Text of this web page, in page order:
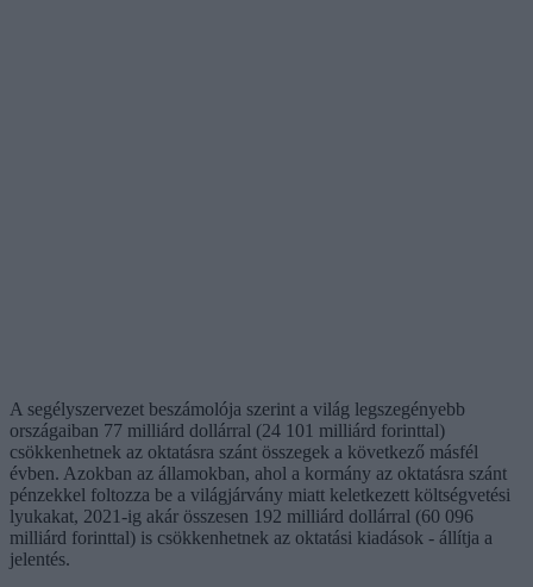
A segélyszervezet beszámolója szerint a világ legszegényebb
országaiban 77 milliárd dollárral (24 101 milliárd forinttal)
csökkenhetnek az oktatásra szánt összegek a következő másfél
évben. Azokban az államokban, ahol a kormány az oktatásra szánt
pénzekkel foltozza be a világjárvány miatt keletkezett költségvetési
lyukakat, 2021-ig akár összesen 192 milliárd dollárral (60 096
milliárd forinttal) is csökkenhetnek az oktatási kiadások - állítja a
jelentés.